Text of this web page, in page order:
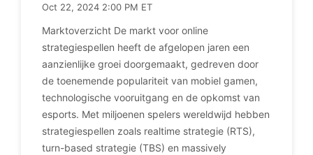
Oct 22, 2024 2:00 PM ET
Marktoverzicht De markt voor online
strategiespellen heeft de afgelopen jaren een
aanzienlijke groei doorgemaakt, gedreven door
de toenemende populariteit van mobiel gamen,
technologische vooruitgang en de opkomst van
esports. Met miljoenen spelers wereldwijd hebben
strategiespellen zoals realtime strategie (RTS),
turn-based strategie (TBS) en massively